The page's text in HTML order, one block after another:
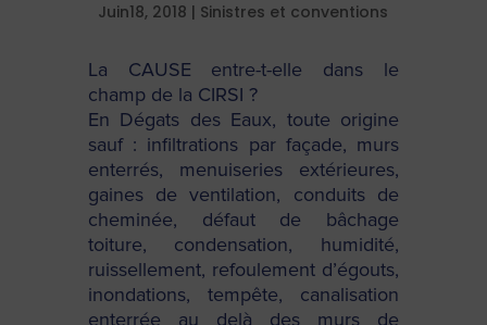
Juin18, 2018 | Sinistres et conventions
La CAUSE entre-t-elle dans le
champ de la CIRSI ?
En Dégats des Eaux, toute origine
sauf : infiltrations par façade, murs
enterrés, menuiseries extérieures,
gaines de ventilation, conduits de
cheminée, défaut de bâchage
toiture, condensation, humidité,
ruissellement, refoulement d’égouts,
inondations, tempête, canalisation
enterrée au delà des murs de